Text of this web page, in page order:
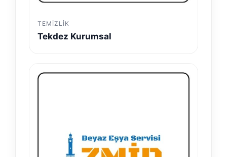
TEMIZLIK
Tekdez Kurumsal